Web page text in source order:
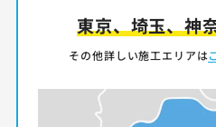
東京、埼玉、神
その他詳しい施工エリアは